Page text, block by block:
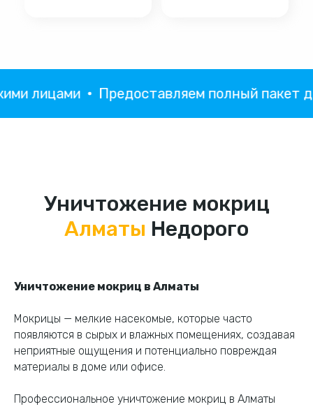
лицами Предоставляем полный пакет
Уничтожение мокриц
Алматы Недорого
Уничтожение мокриц в Алматы
Мокрицы — мелкие насекомые, которые часто
появляются в сырых и влажных помещениях, создавая
неприятные ощущения и потенциально повреждая
материалы в доме или офисе.
Профессиональное уничтожение мокриц в Алматы